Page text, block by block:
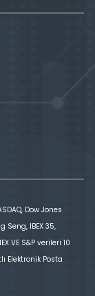
Dow Jones
Seng, IBEX 35,
VE S&P verileri 10
Elektronik Posta